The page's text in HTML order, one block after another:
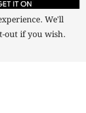
We'll
out if you wish.